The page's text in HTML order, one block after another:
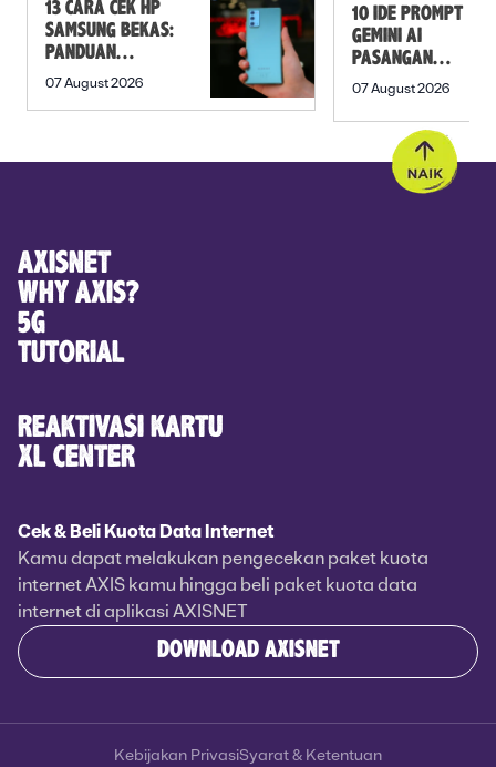
13 CARA CEK HP
SAMSUNG BEKAS:
PANDUAN
SEBELUM
07 August 2026
10 IDE PROMPT
GEMINI AI
PASANGAN
PREWEDDING
07 August 2026
AXISNET
WHY AXIS?
5G
TUTORIAL
REAKTIVASI KARTU
XL CENTER
Cek & Beli Kuota Data Internet
Kamu dapat melakukan pengecekan paket kuota
internet AXIS kamu hingga beli paket kuota data
internet di aplikasi AXISNET
DOWNLOAD AXISNET
Kebijakan PrivasiSyarat & Ketentuan